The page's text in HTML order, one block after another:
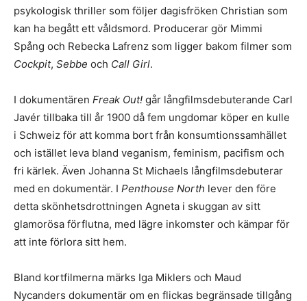
psykologisk thriller som följer dagisfröken Christian som
kan ha begått ett våldsmord. Producerar gör Mimmi
Spång och Rebecka Lafrenz som ligger bakom filmer som
Cockpit, Sebbe och Call Girl.
I dokumentären Freak Out! går långfilmsdebuterande Carl
Javér tillbaka till år 1900 då fem ungdomar köper en kulle
i Schweiz för att komma bort från konsumtionssamhället
och istället leva bland veganism, feminism, pacifism och
fri kärlek. Även Johanna St Michaels långfilmsdebuterar
med en dokumentär. I Penthouse North lever den före
detta skönhetsdrottningen Agneta i skuggan av sitt
glamorösa förflutna, med lägre inkomster och kämpar för
att inte förlora sitt hem.
Bland kortfilmerna märks Iga Miklers och Maud
Nycanders dokumentär om en flickas begränsade tillgång